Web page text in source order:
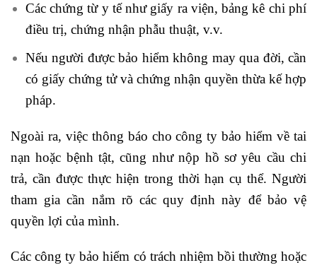
Các chứng từ y tế như giấy ra viện, bảng kê chi phí
điều trị, chứng nhận phẫu thuật, v.v.
Nếu người được bảo hiểm không may qua đời, cần
có giấy chứng tử và chứng nhận quyền thừa kế hợp
pháp.
Ngoài ra, việc thông báo cho công ty bảo hiểm về tai
nạn hoặc bệnh tật, cũng như nộp hồ sơ yêu cầu chi
trả, cần được thực hiện trong thời hạn cụ thể. Người
tham gia cần nắm rõ các quy định này để bảo vệ
quyền lợi của mình.
Các công ty bảo hiểm có trách nhiệm bồi thường hoặc